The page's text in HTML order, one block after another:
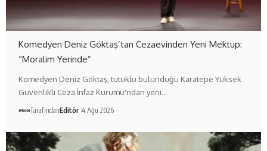
Komedyen Deniz Göktaş’tan Cezaevinden Yeni Mektup:
“Moralim Yerinde”
Komedyen Deniz Göktaş, tutuklu bulunduğu Karatepe Yüksek
Güvenlikli Ceza İnfaz Kurumu'ndan yeni…
TarafındanEditör 4 Ağu 2026